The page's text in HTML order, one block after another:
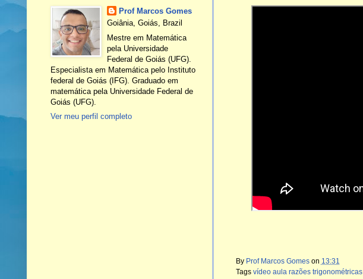
By Prof Marcos Gomes on 13:31
Tags vídeo aula razões trigonométricas
Prof Marcos Gomes
Goiânia, Goiás, Brazil
Mestre em Matemática
pela Universidade
Federal de Goiás (UFG).
Especialista em Matemática pelo Instituto
federal de Goiás (IFG). Graduado em
matemática pela Universidade Federal de
Goiás (UFG).
Ver meu perfil completo